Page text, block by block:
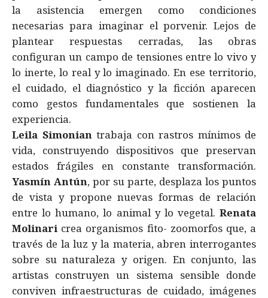
la asistencia emergen como condiciones
necesarias para imaginar el porvenir. Lejos de
plantear respuestas cerradas, las obras
configuran un campo de tensiones entre lo vivo y
lo inerte, lo real y lo imaginado. En ese territorio,
el cuidado, el diagnóstico y la ficción aparecen
como gestos fundamentales que sostienen la
experiencia.
Leila Simoniantrabaja con rastros mínimos de
vida, construyendo dispositivos que preservan
estados frágiles en constante transformación.
Yasmín Antún, por su parte, desplaza los puntos
de vista y propone nuevas formas de relación
entre lo humano, lo animal y lo vegetal. Renata
Molinari crea organismos fito- zoomorfos que, a
través de la luz y la materia, abren interrogantes
sobre su naturaleza y origen. En conjunto, las
artistas construyen un sistema sensible donde
conviven infraestructuras de cuidado, imágenes